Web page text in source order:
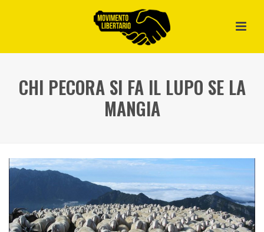
CHI PECORA SI FA IL LUPO SE LA
MANGIA